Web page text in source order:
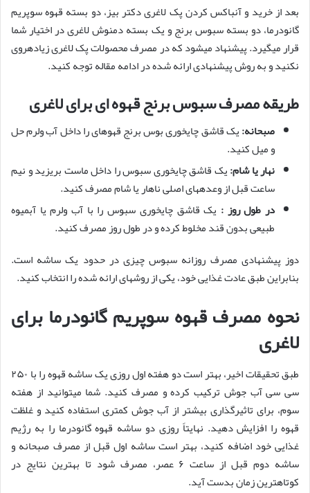
بعد از خرید و آنباکس کردن پک لاغری دکتر بیز، دو بسته قهوه سوپریم
گانودرما، دو بسته سبوس برنج و یک بسته دمنوش لاغری در اختیار شما
قرار میگیرد. پیشنهاد میشود که در مصرف محصولات پک لاغری زیادهروی
نکنید و به روش پیشنهادی ارائه شده در ادامه مقاله توجه کنید.
طریقه مصرف سبوس برنج قهوه ای برای لاغری
صبحانه:یک قاشق چایخوری بوس برنج قهوهای را داخل آب ولرم حل
و میل کنید.
نهار یا شام:یک قاشق چایخوری سبوس را داخل ماست بریزید و نیم
ساعت قبل از وعدههای اصلی ناهار یا شام مصرف کنید.
در طول روز : یک قاشق چایخوری سبوس را با آب ولرم یا آبمیوه
طبیعی بدون قند مخلوط کرده و در طول روز مصرف کنید.
دوز پیشنهادی مصرف روزانه سبوس چیزی در حدود یک ساشه است.
بنابراین طبق عادت غذایی خود، یکی از روشهای ارائه شده را انتخاب کنید.
نحوه مصرف قهوه سوپریم گانودرما برای
لاغری
طبق تحقیقات اخیر، بهتر است دو هفته اول روزی یک ساشه قهوه را با ۲۵۰
سی سی آب جوش ترکیب کرده و مصرف کنید. شما میتوانید از هفته
سوم، برای تاثیرگذاری بیشتر از آب جوش کمتری استفاده کنید و غلظت
قهوه را افزایش دهید. نهایتاً روزی دو ساشه قهوه گانودرما را به رژیم
غذایی خود اضافه کنید، بهتر است ساشه اول قبل از مصرف صبحانه و
ساشه دوم قبل از ساعت ۶ عصر، مصرف شود تا بهترین نتایج در
کوتاهترین زمان بدست آید.